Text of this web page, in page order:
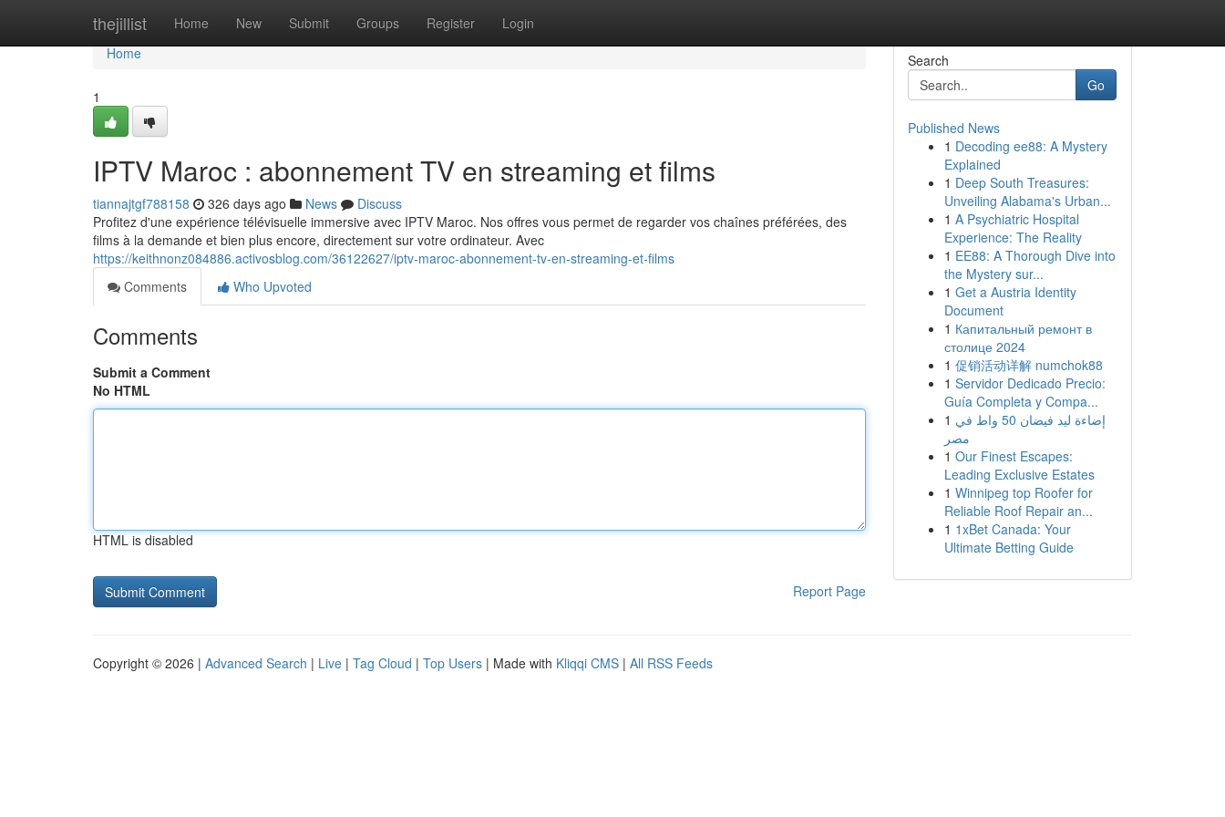
thejillist Home New Submit Groups Register Login
Home
Home
1
IPTV Maroc : abonnement TV en streaming et films
tiannajtgf788158 326 days ago News
Discuss
Profitez d'une expérience télévisuelle immersive avec IPTV Maroc. Nos offres vous permet de regarder vos chaînes préférées, des
films à la demande et bien plus encore, directement sur votre ordinateur. Avec
https://keithnonz084886.activosblog.com/36122627/iptv-maroc-abonnement-tv-en-streaming-et-films
Comments
Who Upvoted
Comments
Submit a Comment
No HTML
HTML is disabled
Report Page
Search
Go
Published News
1 Decoding ee88: A Mystery
Explained
1 Deep South Treasures:
Unveiling Alabama's Urban...
1 A Psychiatric Hospital
Experience: The Reality
1 EE88: A Thorough Dive into
the Mystery sur...
1 Get a Austria Identity
Document
1 Капитальный ремонт в
столице 2024
1 促销活动详解 numchok88
1 Servidor Dedicado Precio:
Guía Completa y Compa...
1 إضاءة ليد فيضان 50 واط في
مصر
1 Our Finest Escapes:
Leading Exclusive Estates
1 Winnipeg top Roofer for
Reliable Roof Repair an...
1 1xBet Canada: Your
Ultimate Betting Guide
Copyright © 2026 | Advanced Search | Live | Tag Cloud | Top Users | Made with Kliqqi CMS | All RSS Feeds